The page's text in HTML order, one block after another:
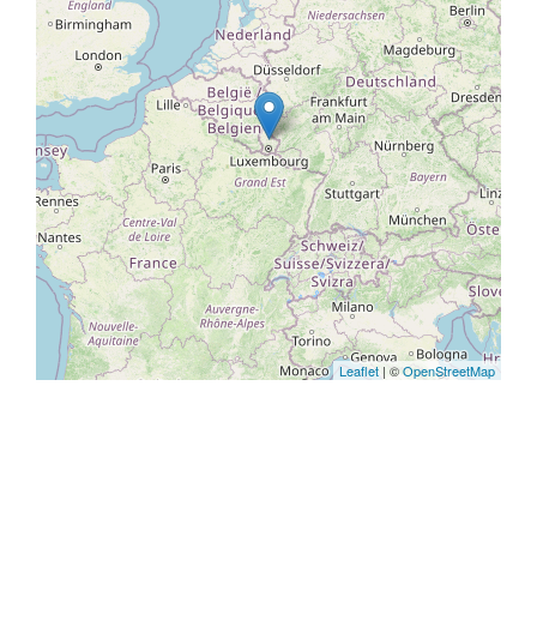
Leaflet | ©OpenStreetMap